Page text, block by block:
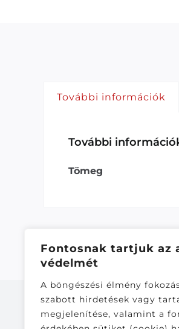
Fontosnak tartjuk az
védelmét
A böngészési élmény
szabott hirdetések vagy
megjelenítése, valamint a
További információk
További
Tömeg